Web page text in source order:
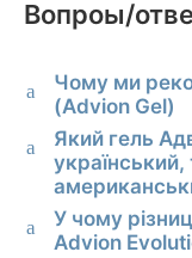
Вопроы/
a
Чому ми
(Advion Gel)
a
Який гель
a
У чому
Advion